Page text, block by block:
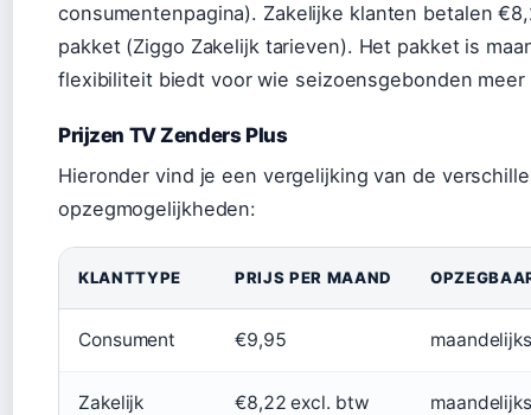
consumentenpagina). Zakelijke klanten betalen
pakket (Ziggo Zakelijk tarieven). Het pakket is
flexibiliteit biedt voor wie seizoensgebonden meer
Prijzen TV Zenders Plus
Hieronder vind je een vergelijking van de
opzegmogelijkheden:
KLANTTYPE PRIJS PER MAAND
Consument €9,95 maandelijks
Zakelijk €8,22 excl. btw maandelijks